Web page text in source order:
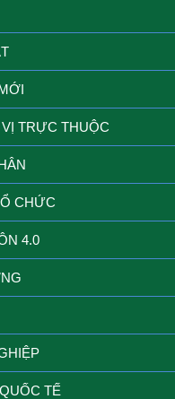
TRỰC THUỘC
CHỨC
4.0
TẾ